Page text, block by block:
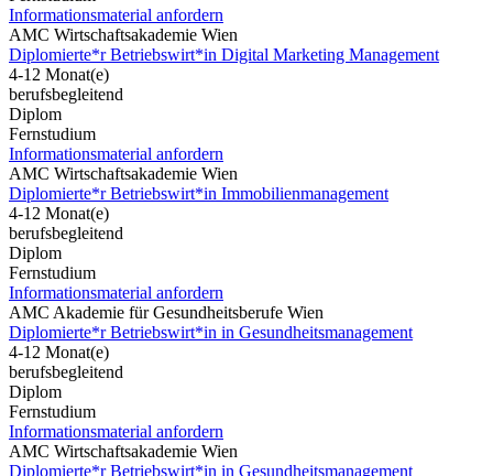
Informationsmaterial anfordern
AMC Wirtschaftsakademie Wien
Diplomierte*r Betriebswirt*in Digital Marketing Management
4-12 Monat(e)
berufsbegleitend
Diplom
Fernstudium
Informationsmaterial anfordern
AMC Wirtschaftsakademie Wien
Diplomierte*r Betriebswirt*in Immobilienmanagement
4-12 Monat(e)
berufsbegleitend
Diplom
Fernstudium
Informationsmaterial anfordern
AMC Akademie für Gesundheitsberufe Wien
Diplomierte*r Betriebswirt*in in Gesundheitsmanagement
4-12 Monat(e)
berufsbegleitend
Diplom
Fernstudium
Informationsmaterial anfordern
AMC Wirtschaftsakademie Wien
Diplomierte*r Betriebswirt*in in Gesundheitsmanagement